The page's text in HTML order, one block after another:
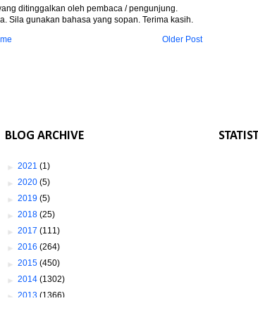
ditinggalkan oleh pembaca / pengunjung.
Sila gunakan bahasa yang sopan. Terima kasih.
Older Post
BLOG ARCHIVE
► 2021 (1)
► 2020 (5)
► 2019 (5)
► 2018 (25)
► 2017 (111)
► 2016 (264)
► 2015 (450)
► 2014 (1302)
► 2013 (1366)